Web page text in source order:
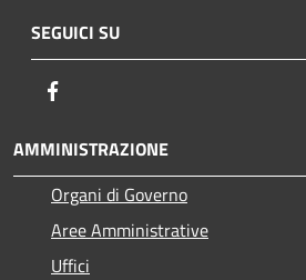
SEGUICI SU
AMMINISTRAZIONE
Organi di Governo
Aree Amministrative
Uffici